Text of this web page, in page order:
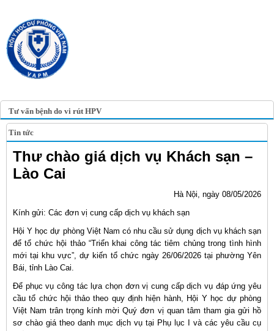
Tư vấn bệnh do vi rút HPV
Tin tức
Thư chào giá dịch vụ Khách sạn –
Lào Cai
Hà Nội, ngày 08/05/2026
Kính gửi: Các đơn vị cung cấp dịch vụ khách sạn
Hội Y học dự phòng Việt Nam có nhu cầu sử dụng dịch vụ khách sạn
để tổ chức hội thảo “Triển khai công tác tiêm chủng trong tình hình
mới tại khu vực”, dự kiến tổ chức ngày 26/06/2026 tại phường Yên
Bái, tỉnh Lào Cai.
Để phục vụ công tác lựa chọn đơn vị cung cấp dịch vụ đáp ứng yêu
cầu tổ chức hội thảo theo quy định hiện hành, Hội Y học dự phòng
Việt Nam trân trọng kính mời Quý đơn vị quan tâm tham gia gửi hồ
sơ chào giá theo danh mục dịch vụ tại Phụ lục I và các yêu cầu cụ